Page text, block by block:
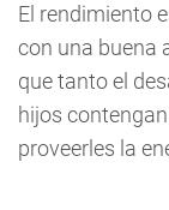
El rendimiento
con una buena
que tanto el
hijos
proveerles la